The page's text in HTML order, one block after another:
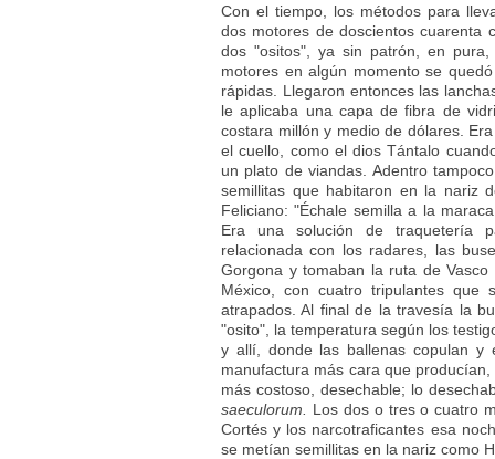
Con el tiempo, los métodos para
dos motores de doscientos cuarenta
dos "ositos", ya sin patrón, en
motores en algún momento se
rápidas. Llegaron entonces las
le aplicaba una capa de fibra de
costara millón y medio de dólares.
el cuello, como el dios Tántalo
un plato de viandas. Adentro
semillitas que habitaron en la nariz
Feliciano: "Échale semilla a la
Era una solución de traquetería
relacionada con los radares, las
Gorgona y tomaban la ruta de
México, con cuatro tripulantes
atrapados. Al final de la travesía la
"osito", la temperatura según los
y allí, donde las ballenas copulan y
manufactura más cara que
más costoso, desechable; lo
saeculorum.
Los dos o tres o cuatro
Cortés y los narcotraficantes esa
se metían semillitas en la nariz como